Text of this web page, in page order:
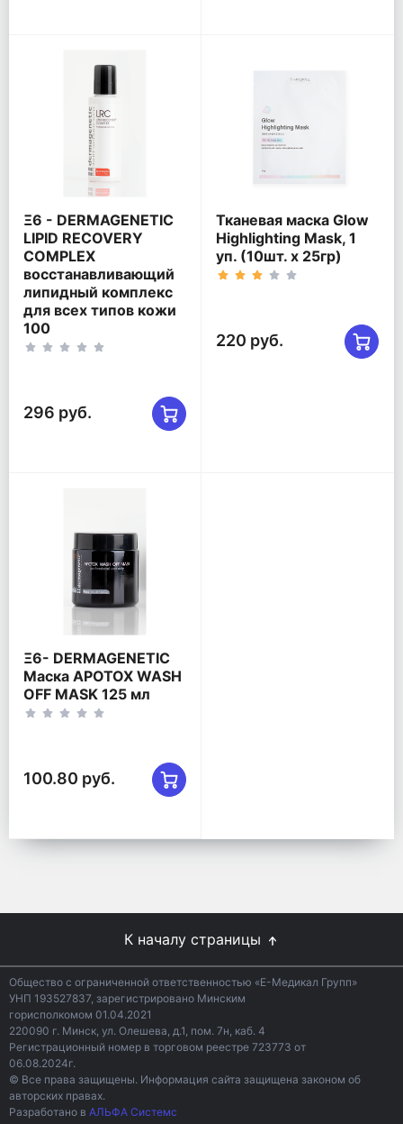
Ξ6 - DERMAGENETIC
LIPID RECOVERY
COMPLEX
восстанавливающий
липидный комплекс
для всех типов кожи
100
296 руб.
Тканевая маска Glow
Highlighting Mask, 1
уп. (10шт. х 25гр)
220 руб.
Ξ6- DERMAGENETIC
Маска APOTOX WASH
OFF MASK 125 мл
100.80 руб.
К началу страницы
Общество с ограниченной ответственностью «Е-Медикал Групп»
УНП 193527837, зарегистрировано Минским
горисполкомом 01.04.2021
220090 г. Минск, ул. Олешева, д.1, пом. 7н, каб. 4
Регистрационный номер в торговом реестре 723773 от
06.08.2024г.
© Все права защищены. Информация сайта защищена законом об
авторских правах.
Разработано в АЛЬФА Системс